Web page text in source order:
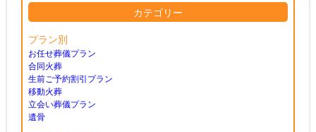
カテゴリー
プラン別
お任せ葬儀プラン
合同火葬
生前ご予約割引プラン
移動火葬
立会い葬儀プラン
遺骨